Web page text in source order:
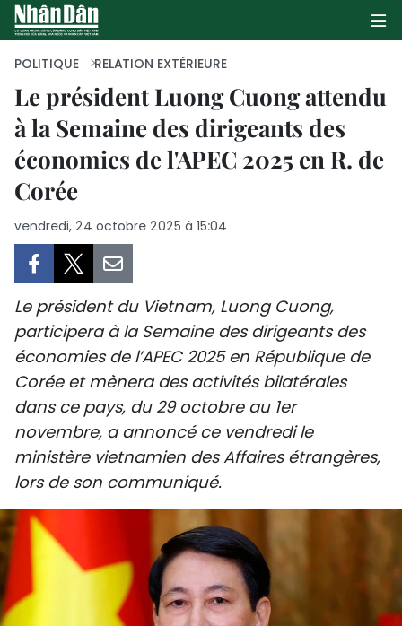
PAGE D'ACCUEIL
POLITIQUE
CULTURE
TOURISME
ENVIRONNEMENT
SPORT
FRANCOPHONIE
PAYS NATAL
INTERNATIONAL
MÉGASTORIE
POLITIQUE RELATION EXTÉRIEURE
Le président Luong Cuong attendu
à la Semaine des dirigeants des
économies de l'APEC 2025 en R. de
Corée
vendredi, 24 octobre 2025 à 15:04
Le président du Vietnam, Luong Cuong,
participera à la Semaine des dirigeants des
économies de l’APEC 2025 en République de
Corée et mènera des activités bilatérales
dans ce pays, du 29 octobre au 1er
novembre, a annoncé ce vendredi le
ministère vietnamien des Affaires étrangères,
lors de son communiqué.